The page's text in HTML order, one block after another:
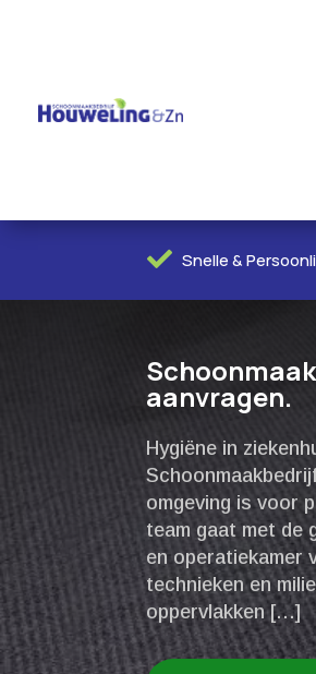
 Snelle &
aanvragen.
Hygiëne in
omgeving is voor
team gaat met de
en operatiekamer
technieken en
oppervlakken […]